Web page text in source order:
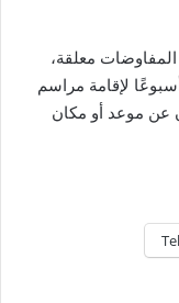
المفاوضات معلقة،
لإقامة مراسم
عن موعد أو مكان